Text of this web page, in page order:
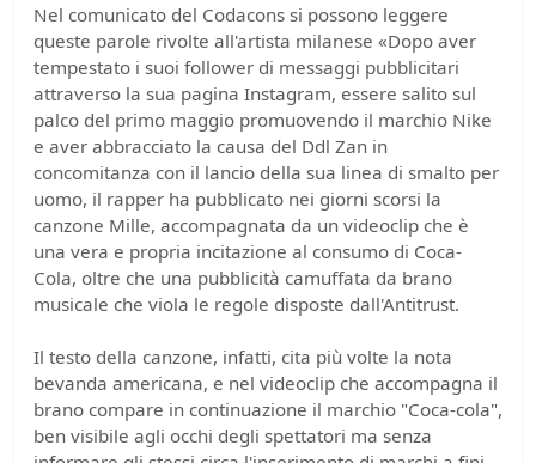
Nel comunicato del Codacons si possono leggere
queste parole rivolte all'artista milanese «Dopo aver
tempestato i suoi follower di messaggi pubblicitari
attraverso la sua pagina Instagram, essere salito sul
palco del primo maggio promuovendo il marchio Nike
e aver abbracciato la causa del Ddl Zan in
concomitanza con il lancio della sua linea di smalto per
uomo, il rapper ha pubblicato nei giorni scorsi la
canzone Mille, accompagnata da un videoclip che è
una vera e propria incitazione al consumo di Coca-
Cola, oltre che una pubblicità camuffata da brano
musicale che viola le regole disposte dall'Antitrust.
Il testo della canzone, infatti, cita più volte la nota
bevanda americana, e nel videoclip che accompagna il
brano compare in continuazione il marchio "Coca-cola",
ben visibile agli occhi degli spettatori ma senza